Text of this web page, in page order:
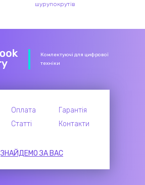
шурупокрутів
Комлектуючі для цифрової
техніки
Оплата
Гарантія
Статті Контакти
ЗНАЙДЕМО ЗА ВАС